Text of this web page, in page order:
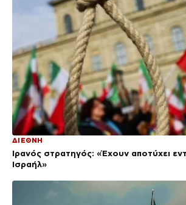
ΔΙΕΘΝΗ
Ιρανός στρατηγός: «Έχουν αποτύχει
Ισραήλ»